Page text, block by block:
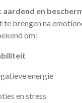
aardend en
brengen na
om:
energie
en stress